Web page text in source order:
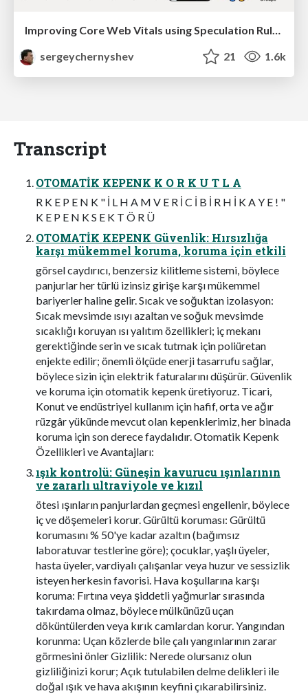
sergeychernyshev
21 1.6k
Transcript
OTOMATİK KEPENK K O R K U T L A
R K E P E N K " İ L H A M V E R İ C İ B İ R H İ K A Y E ! "
K E P E N K S E K T Ö R Ü
OTOMATİK KEPENK Güvenlik: Hırsızlığa
karşı mükemmel koruma, koruma için etkili
görsel caydırıcı, benzersiz kilitleme sistemi, böylece
panjurlar her türlü izinsiz girişe karşı mükemmel
bariyerler haline gelir. Sıcak ve soğuktan izolasyon:
Sıcak mevsimde ısıyı azaltan ve soğuk mevsimde
sıcaklığı koruyan ısı yalıtım özellikleri; iç mekanı
gerektiğinde serin ve sıcak tutmak için poliüretan
enjekte edilir; önemli ölçüde enerji tasarrufu sağlar,
böylece sizin için elektrik faturalarını düşürür. Güvenlik
ve koruma için otomatik kepenk üretiyoruz. Ticari,
Konut ve endüstriyel kullanım için hafif, orta ve ağır
rüzgâr yükünde mevcut olan kepenklerimiz, her binada
koruma için son derece faydalıdır. Otomatik Kepenk
Özellikleri ve Avantajları:
ışık kontrolü: Güneşin kavurucu ışınlarının
ve zararlı ultraviyole ve kızıl
ötesi ışınların panjurlardan geçmesi engellenir, böylece
iç ve döşemeleri korur. Gürültü koruması: Gürültü
korumasını % 50'ye kadar azaltın (bağımsız
laboratuvar testlerine göre); çocuklar, yaşlı üyeler,
hasta üyeler, vardiyalı çalışanlar veya huzur ve sessizlik
isteyen herkesin favorisi. Hava koşullarına karşı
koruma: Fırtına veya şiddetli yağmurlar sırasında
takırdama olmaz, böylece mülkünüzü uçan
döküntülerden veya kırık camlardan korur. Yangından
korunma: Uçan közlerde bile çalı yangınlarının zarar
görmesini önler Gizlilik: Nerede olursanız olun
gizliliğinizi korur; Açık tutulabilen delme delikleri ile
doğal ışık ve hava akışının keyfini çıkarabilirsiniz.